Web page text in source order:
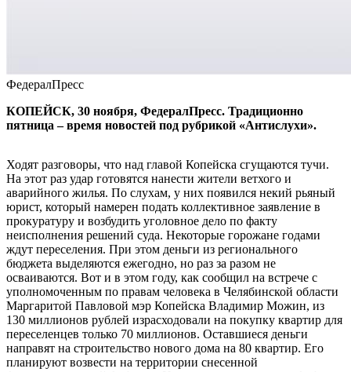
ФедералПресс
КОПЕЙСК, 30 ноября, ФедералПресс. Традиционно
пятница – время новостей под рубрикой «Антислухи».
Ходят разговоры, что над главой Копейска сгущаются тучи.
На этот раз удар готовятся нанести жители ветхого и
аварийного жилья. По слухам, у них появился некий рьяный
юрист, который намерен подать коллективное заявление в
прокуратуру и возбудить уголовное дело по факту
неисполнения решений суда. Некоторые горожане годами
ждут переселения. При этом деньги из регионального
бюджета выделяются ежегодно, но раз за разом не
осваиваются. Вот и в этом году, как сообщил на встрече с
уполномоченным по правам человека в Челябинской области
Маргаритой Павловой мэр Копейска Владимир Можин, из
130 миллионов рублей израсходовали на покупку квартир для
переселенцев только 70 миллионов. Оставшиеся деньги
направят на строительство нового дома на 80 квартир. Его
планируют возвести на территории снесенной